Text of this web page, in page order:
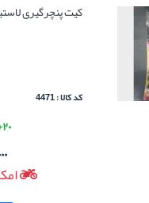
کیت پنچرگیری
کد کالا : 4471
۲۰+ فروش موفق